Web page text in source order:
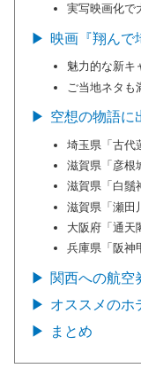
実写映画化で
映画『翔んで
魅力的な新キ
ご当地ネタも
空想の物語に
埼玉県「古代
滋賀県「彦根
滋賀県「白鬚
滋賀県「瀬田
大阪府「通天
兵庫県「阪神
関西への航空
オススメのホ
まとめ